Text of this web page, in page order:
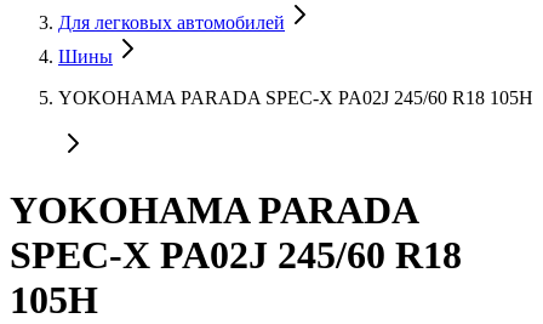
Для легковых автомобилей
Шины
YOKOHAMA PARADA SPEC-X PA02J 245/60 R18 105H
YOKOHAMA PARADA
SPEC-X PA02J 245/60 R18
105H